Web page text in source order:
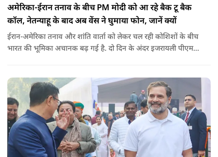
अमेरिका-ईरान तनाव के बीच PM मोदी को आ रहे बैक टू बैक
कॉल, नेतन्याहू के बाद अब वेंस ने घुमाया फोन, जानें क्यों
ईरान-अमेरिका तनाव और शांति वार्ता को लेकर चल रही कोशिशों के बीच
भारत की भूमिका अचानक बढ़ गई है. दो दिन के अंदर इजरायली पीएम